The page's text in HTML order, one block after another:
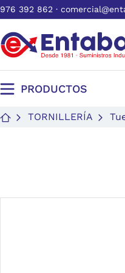
976 392 862 ·
PRODUCTOS
TORNILLERÍA